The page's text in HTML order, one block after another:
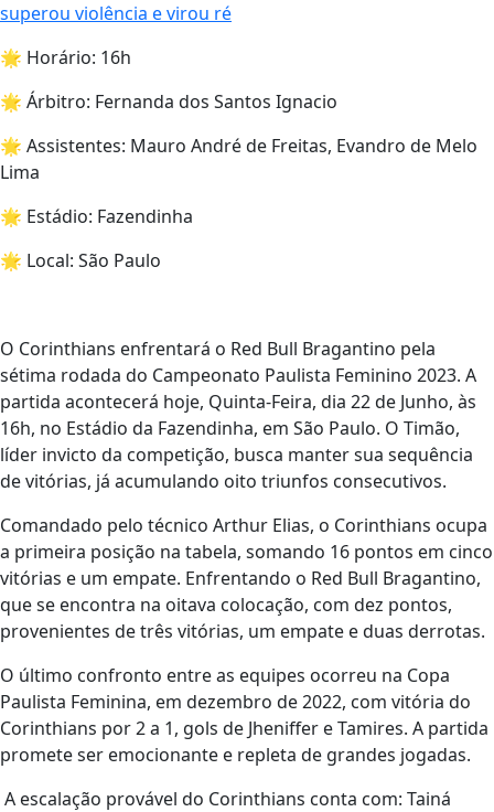
superou violência e virou ré
🌟 Horário: 16h
🌟 Árbitro: Fernanda dos Santos Ignacio
🌟 Assistentes: Mauro André de Freitas, Evandro de Melo
Lima
🌟 Estádio: Fazendinha
🌟 Local: São Paulo
O Corinthians enfrentará o Red Bull Bragantino pela
sétima rodada do Campeonato Paulista Feminino 2023. A
partida acontecerá hoje, Quinta-Feira, dia 22 de Junho, às
16h, no Estádio da Fazendinha, em São Paulo. O Timão,
líder invicto da competição, busca manter sua sequência
de vitórias, já acumulando oito triunfos consecutivos.
Comandado pelo técnico Arthur Elias, o Corinthians ocupa
a primeira posição na tabela, somando 16 pontos em cinco
vitórias e um empate. Enfrentando o Red Bull Bragantino,
que se encontra na oitava colocação, com dez pontos,
provenientes de três vitórias, um empate e duas derrotas.
O último confronto entre as equipes ocorreu na Copa
Paulista Feminina, em dezembro de 2022, com vitória do
Corinthians por 2 a 1, gols de Jheniffer e Tamires. A partida
promete ser emocionante e repleta de grandes jogadas.
A escalação provável do Corinthians conta com: Tainá